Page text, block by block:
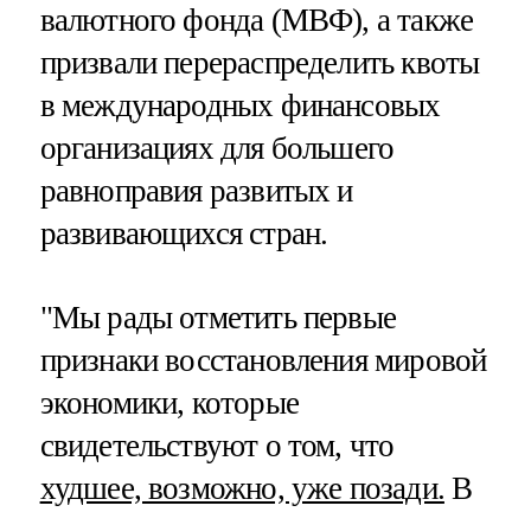
валютного фонда (МВФ), а также
призвали перераспределить квоты
в международных финансовых
организациях для большего
равноправия развитых и
развивающихся стран.
"Мы рады отметить первые
признаки восстановления мировой
экономики, которые
свидетельствуют о том, что
худшее, возможно, уже позади. В